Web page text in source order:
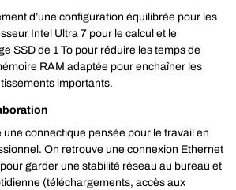
d’une configuration équilibrée pour les
Intel Ultra 7 pour le calcul et le
SSD de 1 To pour réduire les temps de
RAM adaptée pour enchaîner les
importants.
une connectique pensée pour le travail en
On retrouve une connexion Ethernet
garder une stabilité réseau au bureau et
(téléchargements, accès aux